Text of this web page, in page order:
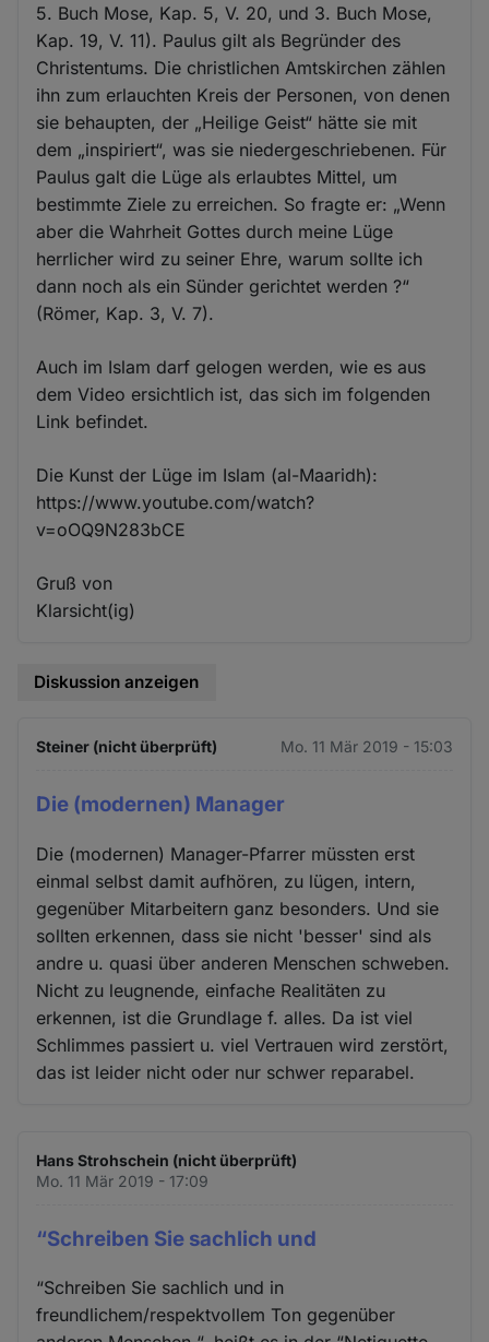
5. Buch Mose, Kap. 5, V. 20, und 3. Buch Mose,
Kap. 19, V. 11). Paulus gilt als Begründer des
Christentums. Die christlichen Amtskirchen zählen
ihn zum erlauchten Kreis der Personen, von denen
sie behaupten, der „Heilige Geist“ hätte sie mit
dem „inspiriert“, was sie niedergeschriebenen. Für
Paulus galt die Lüge als erlaubtes Mittel, um
bestimmte Ziele zu erreichen. So fragte er: „Wenn
aber die Wahrheit Gottes durch meine Lüge
herrlicher wird zu seiner Ehre, warum sollte ich
dann noch als ein Sünder gerichtet werden ?“
(Römer, Kap. 3, V. 7).
Auch im Islam darf gelogen werden, wie es aus
dem Video ersichtlich ist, das sich im folgenden
Link befindet.
Die Kunst der Lüge im Islam (al-Maaridh):
https://www.youtube.com/watch?
v=oOQ9N283bCE
Gruß von
Klarsicht(ig)
Diskussion anzeigen
Steiner (nicht überprüft) Mo. 11 Mär 2019 - 15:03
Die (modernen) Manager
Die (modernen) Manager-Pfarrer müssten erst
einmal selbst damit aufhören, zu lügen, intern,
gegenüber Mitarbeitern ganz besonders. Und sie
sollten erkennen, dass sie nicht 'besser' sind als
andre u. quasi über anderen Menschen schweben.
Nicht zu leugnende, einfache Realitäten zu
erkennen, ist die Grundlage f. alles. Da ist viel
Schlimmes passiert u. viel Vertrauen wird zerstört,
das ist leider nicht oder nur schwer reparabel.
Hans Strohschein (nicht überprüft)
Mo. 11 Mär 2019 - 17:09
“Schreiben Sie sachlich und
“Schreiben Sie sachlich und in
freundlichem/respektvollem Ton gegenüber